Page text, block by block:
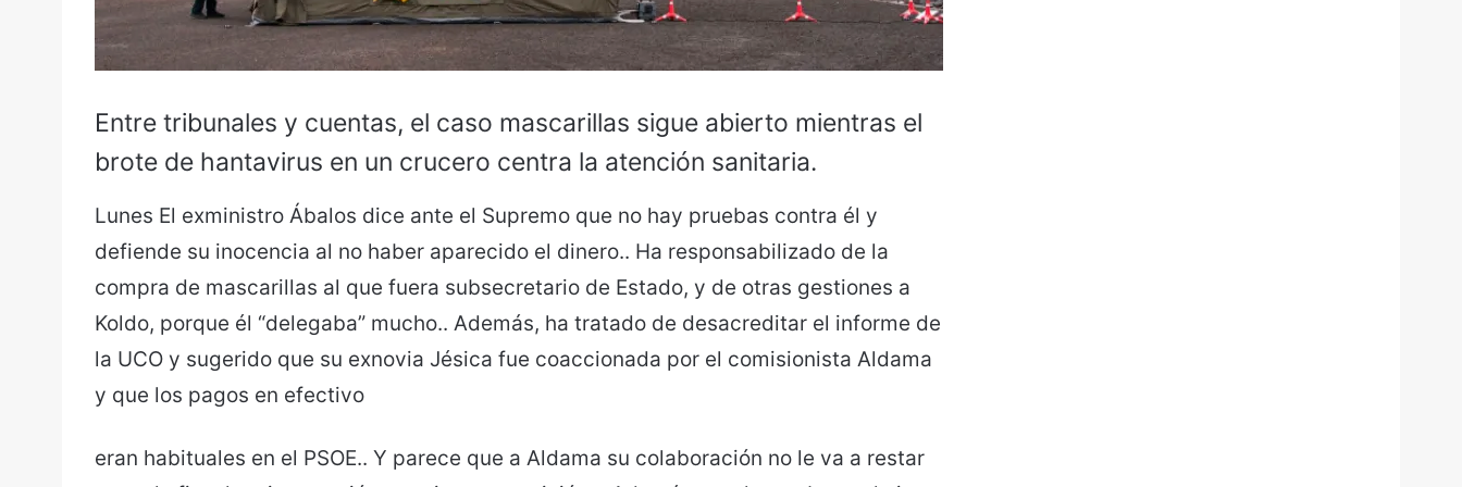
Entre tribunales y cuentas, el caso mascarillas sigue abierto mientras el
brote de hantavirus en un crucero centra la atención sanitaria.
Lunes El exministro Ábalos dice ante el Supremo que no hay pruebas contra él y
defiende su inocencia al no haber aparecido el dinero.. Ha responsabilizado de la
compra de mascarillas al que fuera subsecretario de Estado, y de otras gestiones a
Koldo, porque él “delegaba” mucho.. Además, ha tratado de desacreditar el informe de
la UCO y sugerido que su exnovia Jésica fue coaccionada por el comisionista Aldama
y que los pagos en efectivo
eran habituales en el PSOE.. Y parece que a Aldama su colaboración no le va a restar